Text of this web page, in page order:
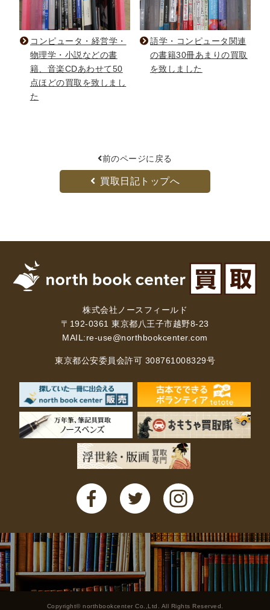
その他
その他
木版画・浮世絵
木版画・浮世絵
コンピュータ・経営学・
物理学・小説などの書
籍、音楽CDあわせて50
点ほどの買取を致しまし
た
語学・コンピュータ関連
の書籍30冊あまりの買取
を致しました
前のページに戻る
買取日記トップへ
株式会社ノースフィールド
〒192-0361 東京都八王子市越野8-23
MAIL:re-use@northbookcenter.com
東京都公安委員会許可 308761008329号
Copyright© northbookcenter Co.,Ltd. All Rights Reserved.